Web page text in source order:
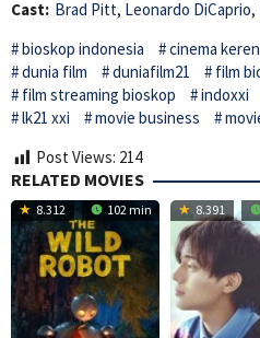
Cast: Brad Pitt, Leonardo DiCaprio,
bioskop indonesia
cinema keren
dunia film
duniafilm21
film
film streaming bioskop
indoxxi
lk21 xxi
movie business
Post Views: 214
RELATED MOVIES
8.312 102 min 8.391